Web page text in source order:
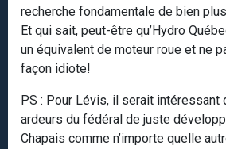
recherche fondamentale de bien
Et qui sait, peut-être qu’Hydro
un équivalent de moteur roue et ne
façon idiote!
PS : Pour Lévis, il serait intéressant
ardeurs du fédéral de juste
Chapais comme n’importe quelle